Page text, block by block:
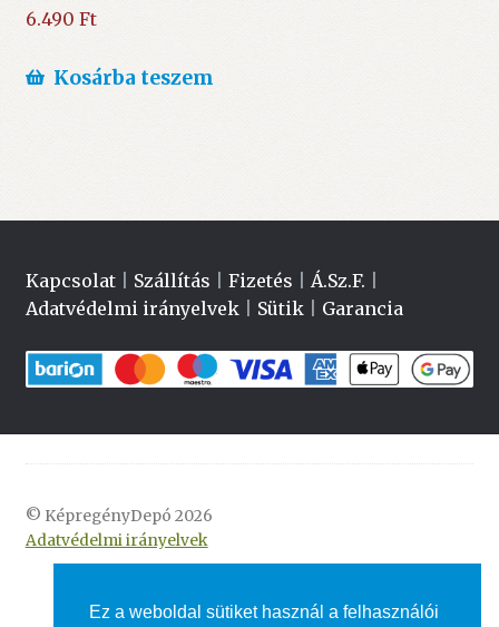
6.490 Ft
Kosárba teszem
Kapcsolat| Szállítás Fizetés Á.Sz.F.
Adatvédelmi irányelvek| Sütik| Garancia
© KépregényDepó 2026
Adatvédelmi irányelvek
Ez a weboldal sütiket használ a felhasználói